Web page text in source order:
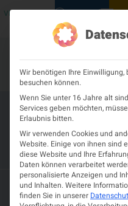
VERANSTALTUNGENPODCASTS
Neuropädiatrie
Neurokutane
21. AUGUST 2025
VIRTUELLE
Wir benötigen Ihre
besuchen können.
Wenn Sie unter 16 Jahre alt
Services geben möchten,
Erlaubnis bitten.
Wir verwenden Cookies und
Website. Einige von ihnen sind
diese Website und Ihre
Daten können verarbeitet
personalisierte Anzeigen und
und Inhalten.Weitere
finden Sie in unserer